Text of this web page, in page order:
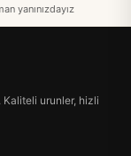
yanınızdayız
urunler, hizli